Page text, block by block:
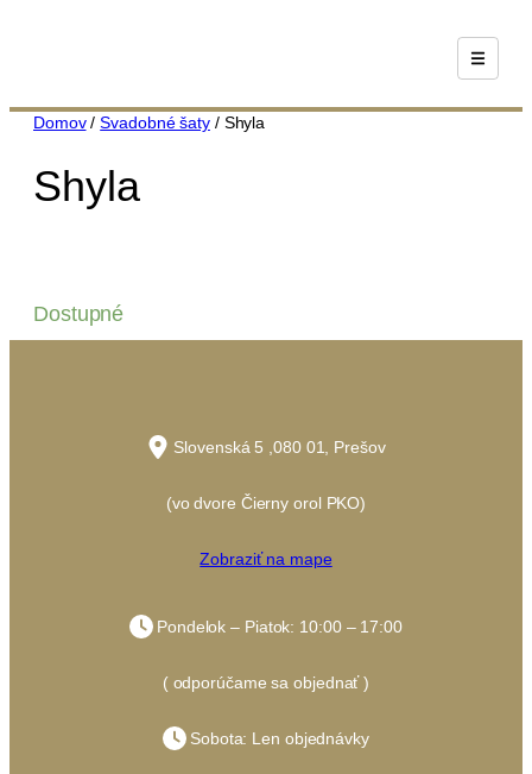
Domov/Svadobné šaty/ Shyla
Shyla
Dostupné
Slovenská 5 ,080 01, Prešov
(vo dvore Čierny orol PKO)
Zobraziť na mape
Pondelok – Piatok: 10:00 – 17:00
( odporúčame sa objednať )
Sobota: Len objednávky